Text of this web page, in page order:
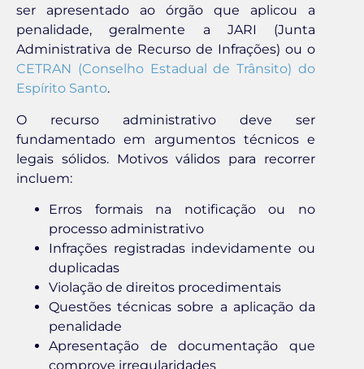
ser apresentado ao órgão que aplicou a
penalidade, geralmente a JARI (Junta
Administrativa de Recurso de Infrações) ou o
CETRAN (Conselho Estadual de Trânsito) do
Espírito Santo.
O recurso administrativo deve ser
fundamentado em argumentos técnicos e
legais sólidos. Motivos válidos para recorrer
incluem:
Erros formais na notificação ou no
processo administrativo
Infrações registradas indevidamente ou
duplicadas
Violação de direitos procedimentais
Questões técnicas sobre a aplicação da
penalidade
Apresentação de documentação que
comprove irregularidades